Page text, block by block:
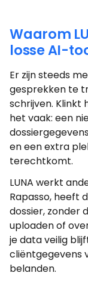
Waarom
losse AI-
Er zijn steeds
gesprekken te
schrijven. Klinkt
het vaak: een
en een extra
terechtkomt.
LUNA werkt
Rapasso, heeft
dossier, zonder
uploaden of
je data veilig
cliëntgegevens
belanden.